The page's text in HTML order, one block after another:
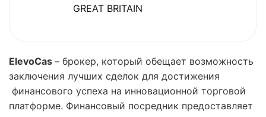
GREAT BRITAIN
ElevoCas – брокер, который обещает возможность
заключения лучших сделок для достижения
финансового успеха на инновационной торговой
платформе. Финансовый посредник предоставляет